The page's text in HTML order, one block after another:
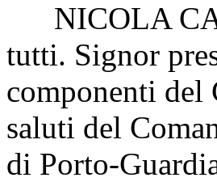
NICOLA
tutti. Signor
componenti del
saluti del
di Porto-